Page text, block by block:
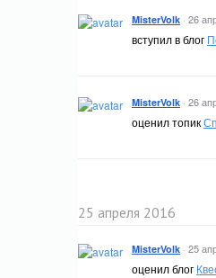
MisterVolk · 26
вступил в блог
MisterVolk · 26
оценил топик
25 апреля 2016
MisterVolk · 25
оценил блог